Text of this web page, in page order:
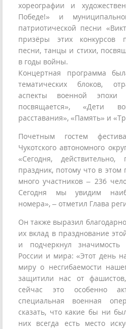
хореографии и
Победе!» и
патриотической песни
призёры этих конкурсов
песни, танцы и стихи,
в годы войны.
Концертная программа
тематических блоков,
аспекты военной
посвящается», «Дети
расставания», «Память» и
Почетным гостем
Чукотского автономного
«Сегодня, действительно,
праздник, потому что в этом
много участников – 236
Сегодня мы увидим
номера», – отметил Глава
Он также выразил
их вклад в празднование
и подчеркнул
России и мира: «Этот день
миру о несгибаемости
защитили нас от
сейчас это особенно
специальная военная
сказать, что какие бы ни
них всегда есть место